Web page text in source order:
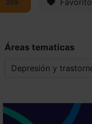
209 Favorito
Áreas tematicas